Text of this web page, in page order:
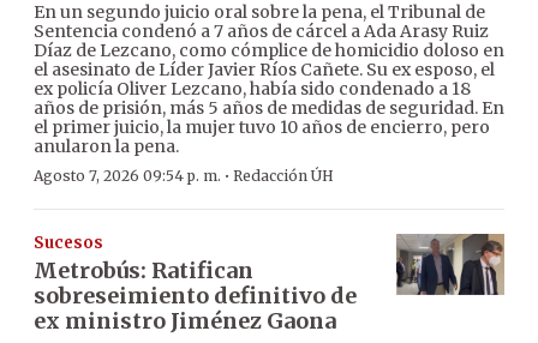
En un segundo juicio oral sobre la pena, el Tribunal de
Sentencia condenó a 7 años de cárcel a Ada Arasy Ruiz
Díaz de Lezcano, como cómplice de homicidio doloso en
el asesinato de Líder Javier Ríos Cañete. Su ex esposo, el
ex policía Oliver Lezcano, había sido condenado a 18
años de prisión, más 5 años de medidas de seguridad. En
el primer juicio, la mujer tuvo 10 años de encierro, pero
anularon la pena.
Agosto 7, 2026 09:54 p. m. · Redacción ÚH
Sucesos
Metrobús: Ratifican
sobreseimiento definitivo de
ex ministro Jiménez Gaona